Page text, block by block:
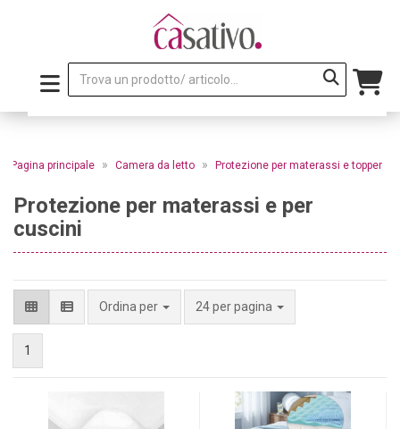
Pagina principale » Camera da letto » Protezione per materassi e topper
Protezione per materassi e per
cuscini
Ordina per 24 per pagina
1